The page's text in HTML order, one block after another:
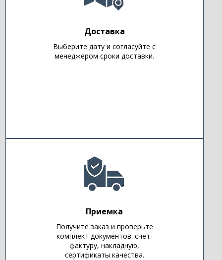
Доставка
Выберите дату и согласуйте с
менеджером сроки доставки.
Приемка
Получите заказ и проверьте
комплект документов: счет-
фактуру, накладную,
сертификаты качества.